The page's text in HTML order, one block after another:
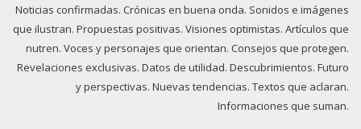
Noticias confirmadas. Crónicas en buena onda. Sonidos e imágenes
que ilustran. Propuestas positivas. Visiones optimistas. Artículos que
nutren. Voces y personajes que orientan. Consejos que protegen.
Revelaciones exclusivas. Datos de utilidad. Descubrimientos. Futuro
y perspectivas. Nuevas tendencias. Textos que aclaran.
Informaciones que suman.